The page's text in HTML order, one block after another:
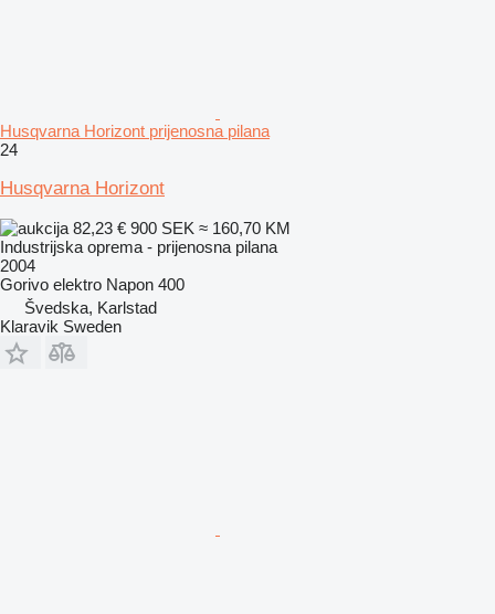
Husqvarna Horizont prijenosna pilana
24
Husqvarna Horizont
82,23 € 900 SEK ≈ 160,70 KM
Industrijska oprema - prijenosna pilana
2004
Gorivo elektro Napon 400
Švedska, Karlstad
Klaravik Sweden